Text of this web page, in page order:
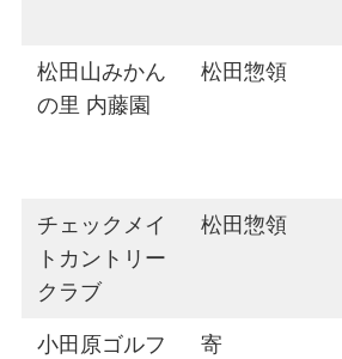
松田山みかん
の里 内藤園
松田惣領
チェックメイ
トカントリー
クラブ
松田惣領
小田原ゴルフ
寄